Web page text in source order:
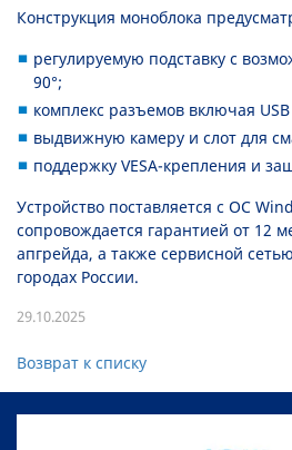
Конструкция моноблока
регулируемую подставку с
90°;
комплекс разъемов включая
выдвижную камеру и слот для
поддержку VESA-крепления и
Устройство поставляется с ОС
сопровождается гарантией от 12
апгрейда, а также сервисной
городах России.
29.10.2025
Возврат к списку